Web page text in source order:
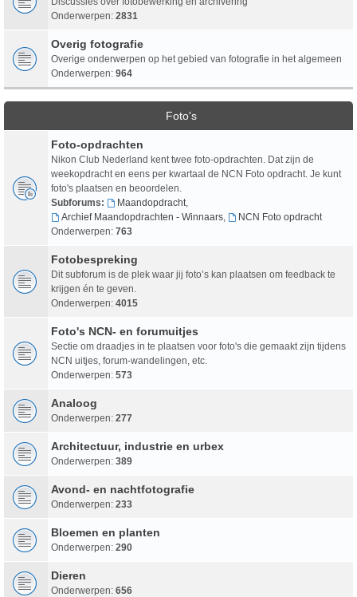
Onderwerpen: 2831
Overig fotografie
Overige onderwerpen op het gebied van fotografie in het algemeen
Onderwerpen: 964
Foto's
Foto-opdrachten
Nikon Club Nederland kent twee foto-opdrachten. Dat zijn de
weekopdracht en eens per kwartaal de NCN Foto opdracht. Je kunt
foto's plaatsen en beoordelen.
Subforums:
Maandopdracht,
Archief Maandopdrachten - Winnaars,
NCN Foto opdracht
Onderwerpen: 763
Fotobespreking
Dit subforum is de plek waar jij foto’s kan plaatsen om feedback te
krijgen én te geven.
Onderwerpen: 4015
Foto's NCN- en forumuitjes
Sectie om draadjes in te plaatsen voor foto's die gemaakt zijn tijdens
NCN uitjes, forum-wandelingen, etc.
Onderwerpen: 573
Analoog
Onderwerpen: 277
Architectuur, industrie en urbex
Onderwerpen: 389
Avond- en nachtfotografie
Onderwerpen: 233
Bloemen en planten
Onderwerpen: 290
Dieren
Onderwerpen: 656